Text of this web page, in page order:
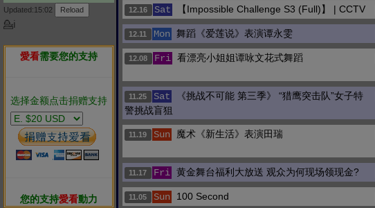
Updated:15:02
💁ℹ
愛看需要您的支持
选择金额点击捐赠支持
您的支持愛看動力
12.16 Sat 【Impossible Challenge S3 (Full)】 | CCTV
12.11 Mon 舞蹈《爱莲说》表演谭永雯
12.08 Fri 看漂亮小姐姐谭咏文花式舞蹈
11.25 Sat
《挑战不可能 第三季》 “猎鹰突击队”女子特
警挑战盲狙
11.19 Sun 魔术《新生活》表演田瑞
11.17 Fri 黄金舞台福利大放送 观众为何现场领现金?
11.05 Sun 100 Second